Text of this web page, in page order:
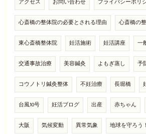
心斎橋の整体院の必要とされる理由 心斎橋の
東心斎橋整体院 妊活施術 妊活講座 一
交通事故治療 美容鍼灸 よもぎ蒸し 予
コウノトリ鍼灸整体 不妊治療 長堀橋
台風10号 妊活ブログ 出産 赤ちゃん
大阪 気候変動 異常気象 地球を守ろう！